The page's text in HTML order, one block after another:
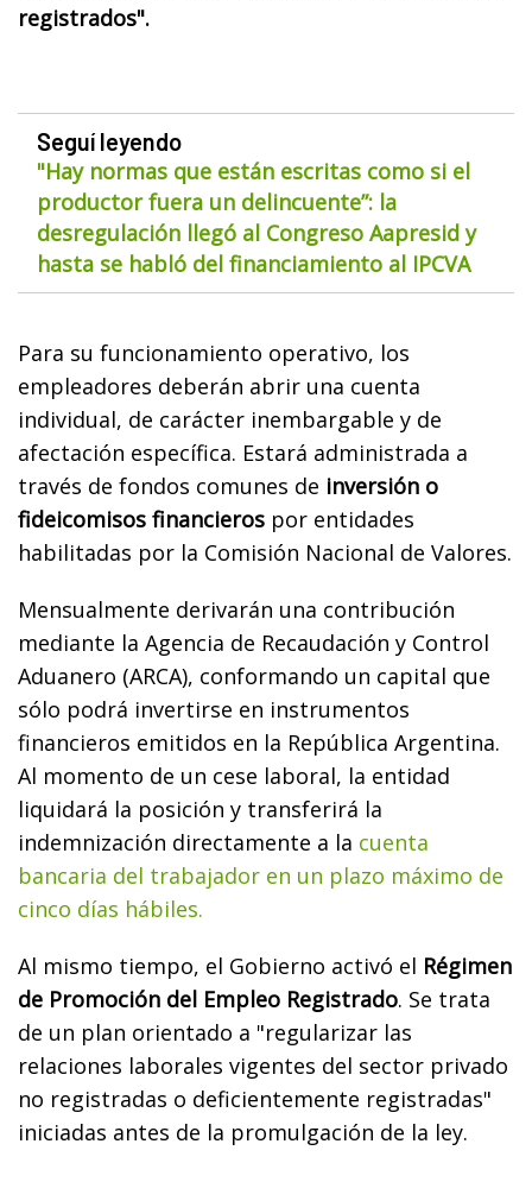
registrados".
Seguí leyendo
"Hay normas que están escritas como si el
productor fuera un delincuente”: la
desregulación llegó al Congreso Aapresid y
hasta se habló del financiamiento al IPCVA
Para su funcionamiento operativo, los
empleadores deberán abrir una cuenta
individual, de carácter inembargable y de
afectación específica. Estará administrada a
través de fondos comunes de inversión o
fideicomisos financieros por entidades
habilitadas por la Comisión Nacional de Valores.
Mensualmente derivarán una contribución
mediante la Agencia de Recaudación y Control
Aduanero (ARCA), conformando un capital que
sólo podrá invertirse en instrumentos
financieros emitidos en la República Argentina.
Al momento de un cese laboral, la entidad
liquidará la posición y transferirá la
indemnización directamente a la cuenta
bancaria del trabajador en un plazo máximo de
cinco días hábiles.
Al mismo tiempo, el Gobierno activó el Régimen
de Promoción del Empleo Registrado. Se trata
de un plan orientado a "regularizar las
relaciones laborales vigentes del sector privado
no registradas o deficientemente registradas"
iniciadas antes de la promulgación de la ley.